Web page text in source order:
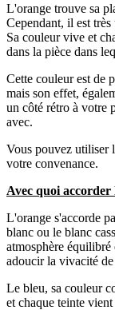
L'orange trouve sa
Cependant, il est
Sa couleur vive et
dans la pièce dans
Cette couleur est de
mais son effet,
un côté rétro à votre
avec.
Vous pouvez utiliser
votre convenance.
Avec quoi accorder
L'orange s'accorde
blanc ou le blanc
atmosphère
adoucir la vivacité
Le bleu, sa couleur
et chaque teinte